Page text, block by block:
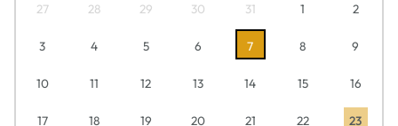
27 28 29 30 31 1 2
3 4 5 6 7 8 9
10 11 12 13 14 15 16
17 18 19 20 21 22 23